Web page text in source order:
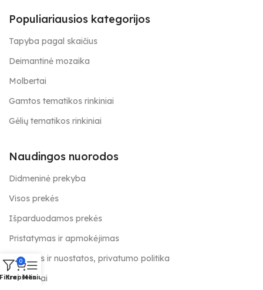
Populiariausios kategorijos
Tapyba pagal skaičius
Deimantinė mozaika
Molbertai
Gamtos tematikos rinkiniai
Gėlių tematikos rinkiniai
Naudingos nuorodos
Didmeninė prekyba
Visos prekės
Išparduodamos prekės
Pristatymas ir apmokėjimas
Taisyklės ir nuostatos, privatumo politika
Kontaktai
0
Krepšelis
Meniu